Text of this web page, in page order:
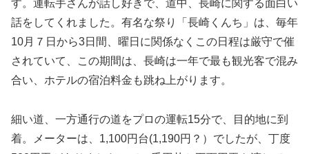
す。運転手さんが話し好きで、道中、長崎に関する面白い
話をしてくれました。有名な祭り「長崎くんち」は、毎年
10月７日から3日間、曜日に関係なくこの日程は厳守で催
されていて、この期間は、長崎は一年で最も観光客で混み
合い、ホテルの宿泊料金も跳ね上がります。
細い道、一方通行の道をプロの運転15分で、目的地に到
着。メーターは、1,100円台(1,190円？）でしたが、丁度